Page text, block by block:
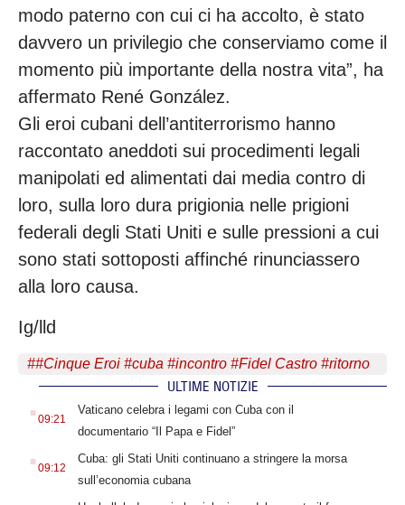
modo paterno con cui ci ha accolto, è stato
davvero un privilegio che conserviamo come il
momento più importante della nostra vita”, ha
affermato René González.
Gli eroi cubani dell’antiterrorismo hanno
raccontato aneddoti sui procedimenti legali
manipolati ed alimentati dai media contro di
loro, sulla loro dura prigionia nelle prigioni
federali degli Stati Uniti e sulle pressioni a cui
sono stati sottoposti affinché rinunciassero
alla loro causa.
Ig/lld
##Cinque Eroi #cuba #incontro #Fidel Castro #ritorno
ULTIME NOTIZIE
. 09:21
Vaticano celebra i legami con Cuba con il
documentario “Il Papa e Fidel”
. 09:12
Cuba: gli Stati Uniti continuano a stringere la morsa
sull’economia cubana